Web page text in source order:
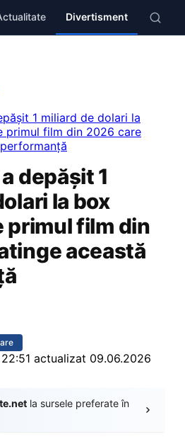
Divertisment Stil de
1 miliard de dolari la
primul film din 2026 care
depășit 1
la box
primul film din
această
actualizat 09.06.2026
la sursele preferate în